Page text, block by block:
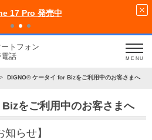
17 Pro 発売中
トフォン
話
MENU
DIGNO® ケータイ for Bizをご利用中のお客さまへ
をご利用中のお客さまへ
らせ】